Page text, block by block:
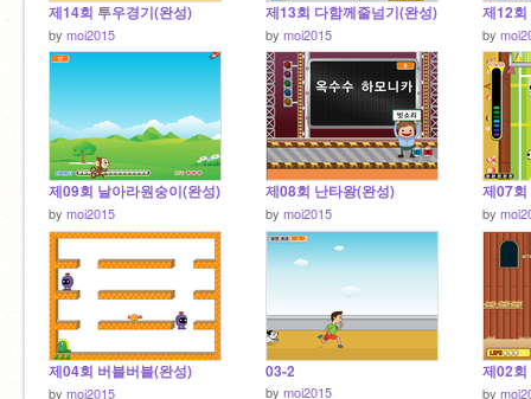
제14회 투우경기(완성)
by moi2015
제13회 다함께줄넘기(완성)
by moi2015
제12회
by
제09회 날아라원숭이(완성)
by moi2015
제08회 난타왕(완성)
by moi2015
제07회
by
제04회 버블버블(완성)
by moi2015
03-2
by moi2015 by